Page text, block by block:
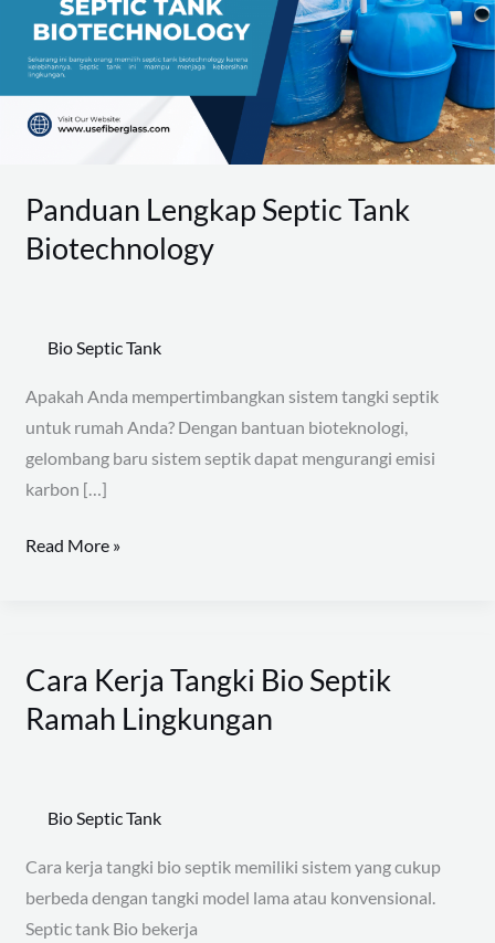
Panduan Lengkap Septic Tank
Biotechnology
Bio Septic Tank
Apakah Anda mempertimbangkan sistem tangki septik
untuk rumah Anda? Dengan bantuan bioteknologi,
gelombang baru sistem septik dapat mengurangi emisi
karbon […]
Biotechnology
Read More »
Cara Kerja Tangki Bio Septik
Ramah Lingkungan
Bio Septic Tank
Cara kerja tangki bio septik memiliki sistem yang cukup
berbeda dengan tangki model lama atau konvensional.
Septic tank Bio bekerja
Cara
Kerja
Tangki
Ramah
Lingkungan